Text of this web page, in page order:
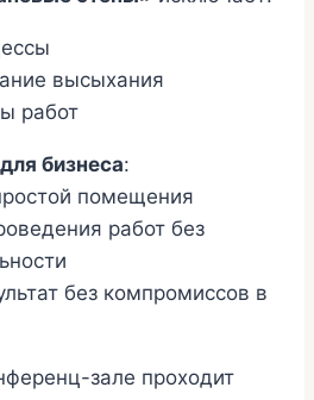
высыхания
работ
бизнеса:
помещения
работ без
без компромиссов в
зале проходит